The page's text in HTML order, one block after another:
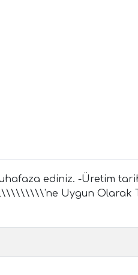
ediniz. -Üretim
Olarak Tarım